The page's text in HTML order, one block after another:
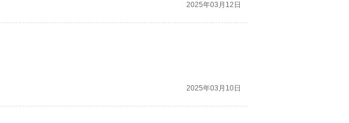
2025年03月12日
2025年03月10日